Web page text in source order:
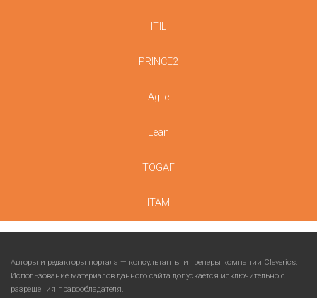
ITIL
PRINCE2
Agile
Lean
TOGAF
ITAM
Авторы и редакторы портала — консультанты и тренеры компании Cleverics.
Использование материалов данного сайта допускается исключительно с
разрешения правообладателя.